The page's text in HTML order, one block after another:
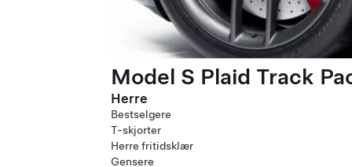
Model S Plaid Track
Herre
Bestselgere
T-skjorter
Herre fritidsklær
Gensere